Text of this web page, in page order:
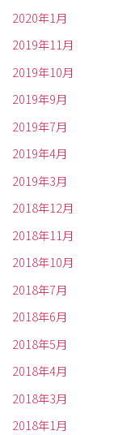
2020年1月
2019年11月
2019年10月
2019年9月
2019年7月
2019年4月
2019年3月
2018年12月
2018年11月
2018年10月
2018年7月
2018年6月
2018年5月
2018年4月
2018年3月
2018年1月